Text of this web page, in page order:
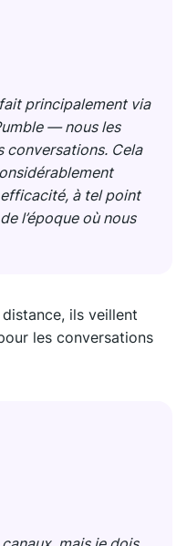
principalement via
— nous les
conversations. Cela
à tel point
l’époque où nous
ils veillent
les conversations